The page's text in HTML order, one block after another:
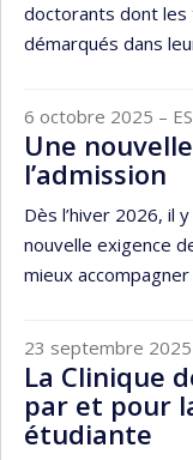
doctorants dont
démarqués dans
6 octobre 2025 –
Une
l’admission
Dès l’hiver 2026, il
nouvelle exigence
mieux
23 septembre 2025
La Clinique
par et pour
étudiante